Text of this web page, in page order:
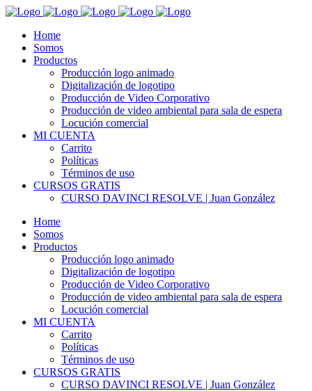
Home
Somos
Productos
Producción logo animado
Digitalización de logotipo
Producción de Video Corporativo
Producción de video ambiental para sala de espera
Locución comercial
MI CUENTA
Carrito
Políticas
Términos de uso
CURSOS GRATIS
CURSO DAVINCI RESOLVE | Juan González
Home
Somos
Productos
Producción logo animado
Digitalización de logotipo
Producción de Video Corporativo
Producción de video ambiental para sala de espera
Locución comercial
MI CUENTA
Carrito
Políticas
Términos de uso
CURSOS GRATIS
CURSO DAVINCI RESOLVE | Juan González